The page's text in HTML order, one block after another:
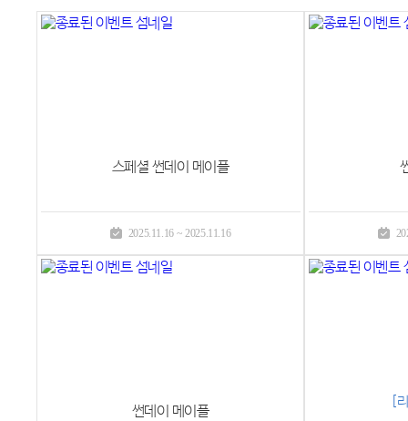
스페셜 썬데이 메이플
2025.11.16 ~ 2025.11.16
썬데이 메이플
[